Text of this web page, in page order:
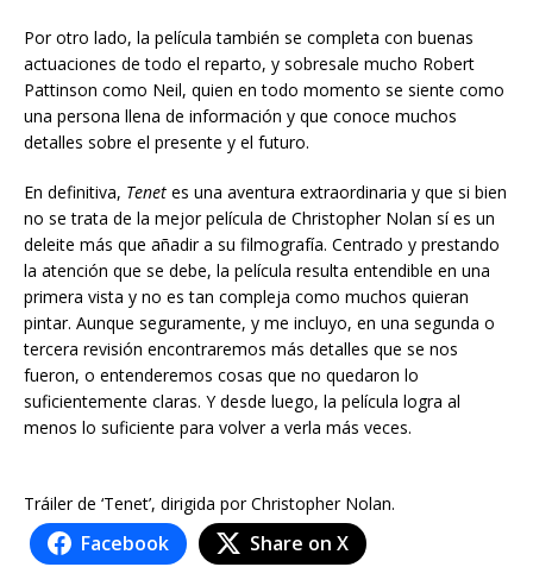
Por otro lado, la película también se completa con buenas
actuaciones de todo el reparto, y sobresale mucho Robert
Pattinson como Neil, quien en todo momento se siente como
una persona llena de información y que conoce muchos
detalles sobre el presente y el futuro.
En definitiva, Tenet es una aventura extraordinaria y que si bien
no se trata de la mejor película de Christopher Nolan sí es un
deleite más que añadir a su filmografía. Centrado y prestando
la atención que se debe, la película resulta entendible en una
primera vista y no es tan compleja como muchos quieran
pintar. Aunque seguramente, y me incluyo, en una segunda o
tercera revisión encontraremos más detalles que se nos
fueron, o entenderemos cosas que no quedaron lo
suficientemente claras. Y desde luego, la película logra al
menos lo suficiente para volver a verla más veces.
Tráiler de ‘Tenet’, dirigida por Christopher Nolan.
Facebook Share on X